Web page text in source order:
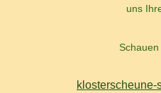
uns
klosterscheune-